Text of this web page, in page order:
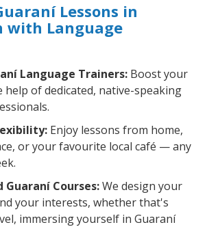
Lessons in
with Language
Language Trainers: Boost your
help of dedicated, native-speaking
Enjoy lessons from home,
or your favourite local café — any
Guaraní Courses:We design your
your interests, whether that's
immersing yourself in Guaraní